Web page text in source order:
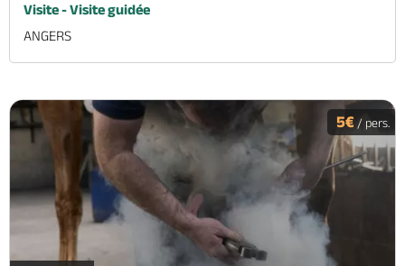
Visite - Visite guidée
ANGERS
5€ / pers.